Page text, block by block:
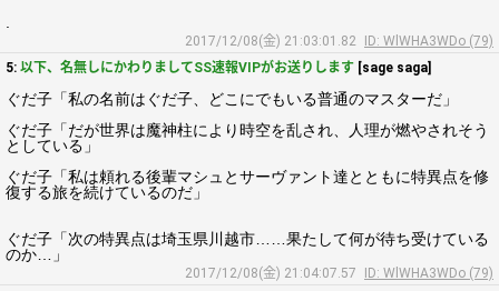
2017/12/08(金) 21:03:01.82
ID: WlWHA3WDo (79)
5: 以下、名無しにかわりましてSS速報VIPがお送りします [sage saga]
ぐだ子「私の名前はぐだ子、どこにでもいる普通のマスターだ」
ぐだ子「だが世界は魔神柱により時空を乱され、人理が燃やされそう
としている」
ぐだ子「私は頼れる後輩マシュとサーヴァント達とともに特異点を修
復する旅を続けているのだ」
ぐだ子「次の特異点は埼玉県川越市……果たして何が待ち受けている
のか…」
2017/12/08(金) 21:04:07.57
ID: WlWHA3WDo (79)